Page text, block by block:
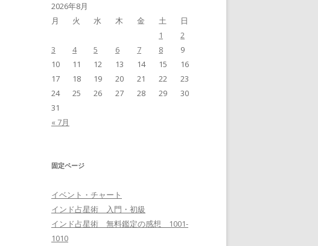
2026年8月
月
火 水 木 金 土 日
« 7月
1
2
3
4 5 6 7 8
9
10
11 12 13 14 15
16
17
18 19 20 21 22
23
24
25 26 27 28 29
30
31
固定ページ
イベント・チャート
インド占星術 入門・初級
インド占星術 無料鑑定の感想 1001-
1010